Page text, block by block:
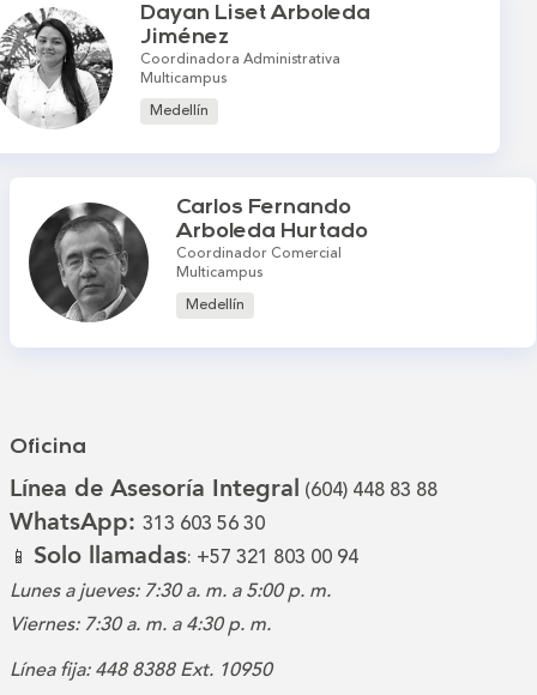
Dayan Liset Arboleda
Jiménez
Coordinadora Administrativa
Multicampus
Medellín
Carlos Fernando
Arboleda Hurtado
Coordinador Comercial
Multicampus
Medellín
Oficina
Línea de Asesoría Integral (604) 448 83 88
WhatsApp: 313 603 56 30
📱 Solo llamadas: +57 321 803 00 94
Lunes a jueves: 7:30 a. m. a 5:00 p. m.
Viernes: 7:30 a. m. a 4:30 p. m.
Línea fija: 448 8388 Ext. 10950